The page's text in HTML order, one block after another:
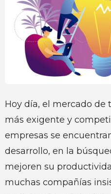
Hoy día, el mercado de
más exigente y
empresas se
desarrollo, en la
mejoren su
muchas compañías